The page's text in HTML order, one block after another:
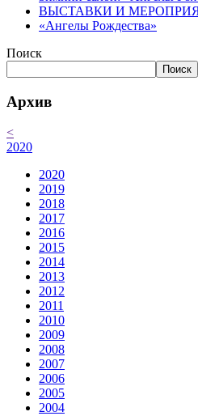
ВЫСТАВКИ И
«Ангелы Рождества»
Поиск
Поиск
Архив
<
2020
2020
2019
2018
2017
2016
2015
2014
2013
2012
2011
2010
2009
2008
2007
2006
2005
2004